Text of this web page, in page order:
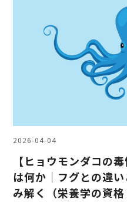
2026-04-04
【ヒョウモンダコの
は何か｜フグとの違
み解く（栄養学の資格